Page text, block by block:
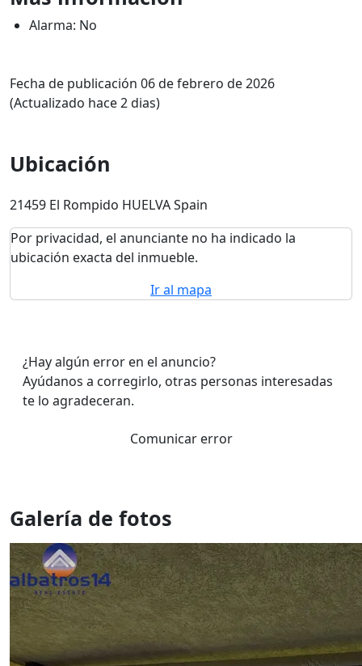
Alarma: No
Fecha de publicación 06 de febrero de 2026
(Actualizado hace 2 dias)
Ubicación
21459 El Rompido HUELVA Spain
Por privacidad, el anunciante no ha indicado la
ubicación exacta del inmueble.
Ir al mapa
¿Hay algún error en el anuncio?
Ayúdanos a corregirlo, otras personas interesadas
te lo agradeceran.
Comunicar error
Galería de fotos